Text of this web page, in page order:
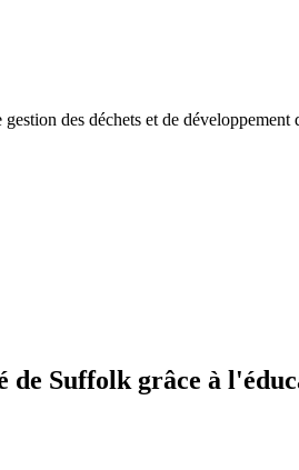
des déchets et de développement
Suffolk grâce à